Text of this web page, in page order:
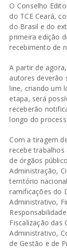
O Conselho
do TCE Ceará,
do Brasil e do
primeira edição
recebimento de
A partir de
autores deverão
line, criando um
etapa, será
receberão
longo do
Com a tiragem
recebe trabalhos
de órgãos
Administração,
território
ramificações do
Administrativo,
Fiscalização das
Administrativo,
de Gestão e de